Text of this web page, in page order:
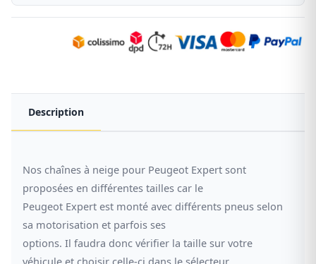
Description
Nos chaînes à neige pour Peugeot Expert sont
proposées en différentes tailles car le
Peugeot Expert est monté avec différents pneus selon
sa motorisation et parfois ses
options. Il faudra donc vérifier la taille sur votre
véhicule et choisir celle-ci dans le sélecteur